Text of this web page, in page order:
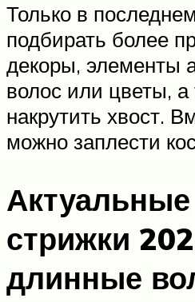
Только в
подбирать более
декоры, элементы
волос или цветы,
накрутить хвост.
можно заплести
стрижки
длинные